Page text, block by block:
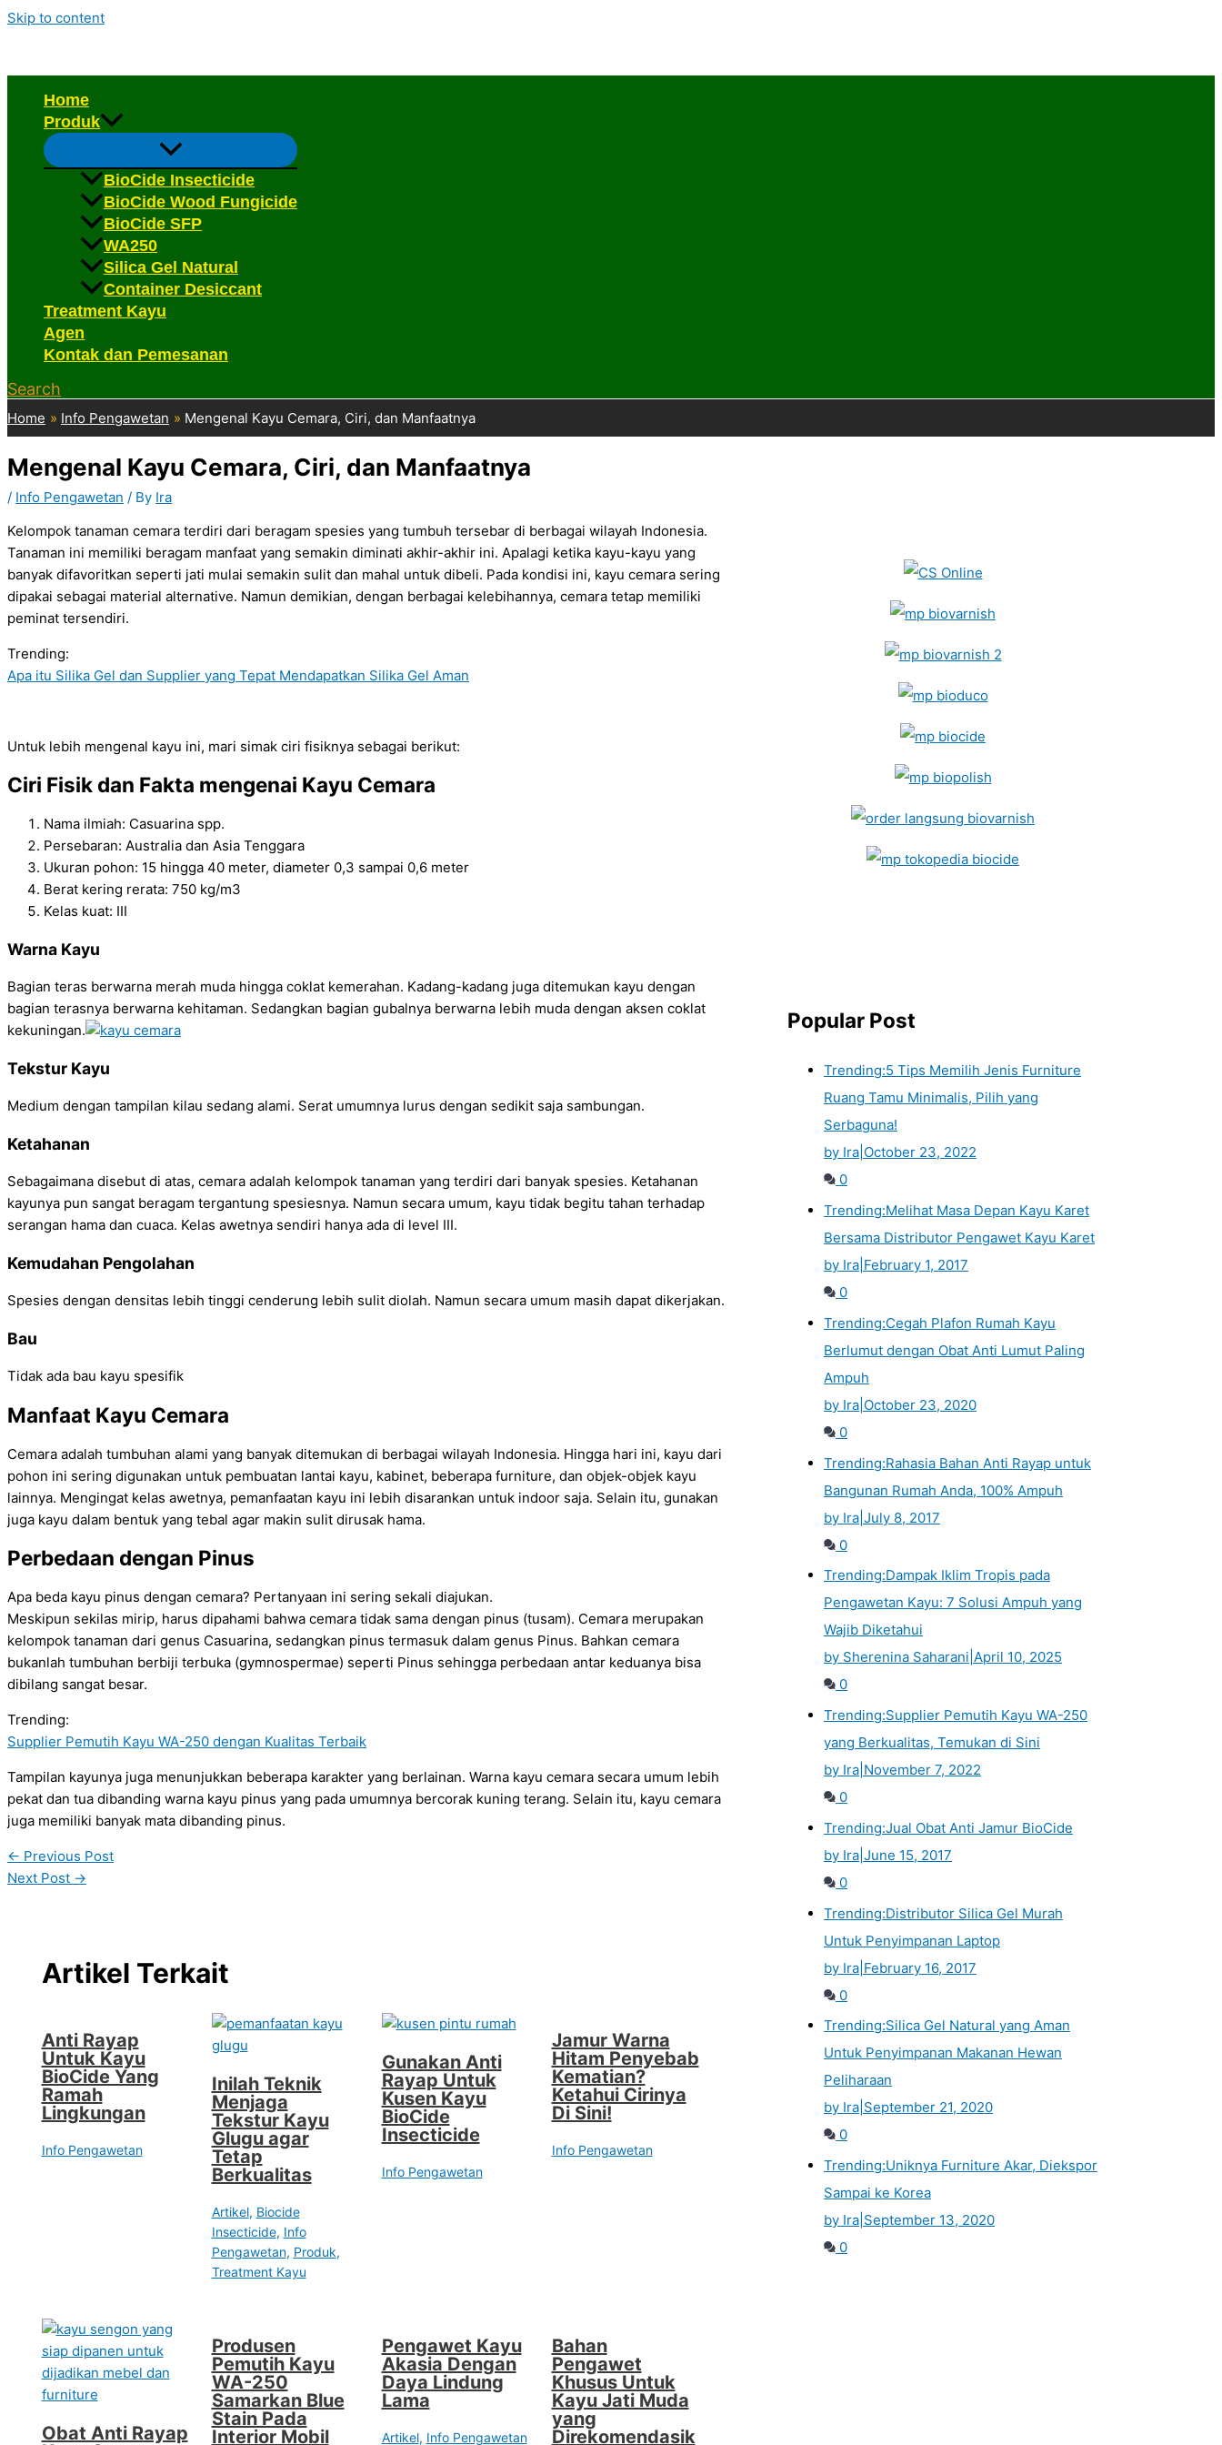
Skip to content
Home
Produk
BioCide Insecticide
BioCide Wood Fungicide
BioCide SFP
WA250
Silica Gel Natural
Container Desiccant
Treatment Kayu
Agen
Kontak dan Pemesanan
Search
Home Info Pengawetan Mengenal Kayu Cemara, Ciri, dan Manfaatnya
Mengenal Kayu Cemara, Ciri, dan Manfaatnya
/ Info Pengawetan / By Ira
Kelompok tanaman cemara terdiri dari beragam spesies yang tumbuh tersebar di berbagai wilayah Indonesia.
Tanaman ini memiliki beragam manfaat yang semakin diminati akhir-akhir ini. Apalagi ketika kayu-kayu yang
banyak difavoritkan seperti jati mulai semakin sulit dan mahal untuk dibeli. Pada kondisi ini, kayu cemara sering
dipakai sebagai material alternative. Namun demikian, dengan berbagai kelebihannya, cemara tetap memiliki
peminat tersendiri.
Trending:
Apa itu Silika Gel dan Supplier yang Tepat Mendapatkan Silika Gel Aman
Untuk lebih mengenal kayu ini, mari simak ciri fisiknya sebagai berikut:
Ciri Fisik dan Fakta mengenai Kayu Cemara
Nama ilmiah: Casuarina spp.
Persebaran: Australia dan Asia Tenggara
Ukuran pohon: 15 hingga 40 meter, diameter 0,3 sampai 0,6 meter
Berat kering rerata: 750 kg/m3
Kelas kuat: III
Warna Kayu
Bagian teras berwarna merah muda hingga coklat kemerahan. Kadang-kadang juga ditemukan kayu dengan
bagian terasnya berwarna kehitaman. Sedangkan bagian gubalnya berwarna lebih muda dengan aksen coklat
kekuningan.
Tekstur Kayu
Medium dengan tampilan kilau sedang alami. Serat umumnya lurus dengan sedikit saja sambungan.
Ketahanan
Sebagaimana disebut di atas, cemara adalah kelompok tanaman yang terdiri dari banyak spesies. Ketahanan
kayunya pun sangat beragam tergantung spesiesnya. Namun secara umum, kayu tidak begitu tahan terhadap
serangan hama dan cuaca. Kelas awetnya sendiri hanya ada di level III.
Kemudahan Pengolahan
Spesies dengan densitas lebih tinggi cenderung lebih sulit diolah. Namun secara umum masih dapat dikerjakan.
Bau
Tidak ada bau kayu spesifik
Manfaat Kayu Cemara
Cemara adalah tumbuhan alami yang banyak ditemukan di berbagai wilayah Indonesia. Hingga hari ini, kayu dari
pohon ini sering digunakan untuk pembuatan lantai kayu, kabinet, beberapa furniture, dan objek-objek kayu
lainnya. Mengingat kelas awetnya, pemanfaatan kayu ini lebih disarankan untuk indoor saja. Selain itu, gunakan
juga kayu dalam bentuk yang tebal agar makin sulit dirusak hama.
Perbedaan dengan Pinus
Apa beda kayu pinus dengan cemara? Pertanyaan ini sering sekali diajukan.
Meskipun sekilas mirip, harus dipahami bahwa cemara tidak sama dengan pinus (tusam). Cemara merupakan
kelompok tanaman dari genus Casuarina, sedangkan pinus termasuk dalam genus Pinus. Bahkan cemara
bukanlah tumbuhan berbiji terbuka (gymnospermae) seperti Pinus sehingga perbedaan antar keduanya bisa
dibilang sangat besar.
Trending:
Supplier Pemutih Kayu WA-250 dengan Kualitas Terbaik
Tampilan kayunya juga menunjukkan beberapa karakter yang berlainan. Warna kayu cemara secara umum lebih
pekat dan tua dibanding warna kayu pinus yang pada umumnya bercorak kuning terang. Selain itu, kayu cemara
juga memiliki banyak mata dibanding pinus.
← Previous Post
Next Post →
Artikel Terkait
Anti Rayap
Untuk Kayu
BioCide Yang
Ramah
Lingkungan
Info Pengawetan
Inilah Teknik
Menjaga
Tekstur Kayu
Glugu agar
Tetap
Berkualitas
Artikel, Biocide
Insecticide, Info
Pengawetan, Produk,
Treatment Kayu
Gunakan Anti
Rayap Untuk
Kusen Kayu
BioCide
Insecticide
Info Pengawetan
Jamur Warna
Hitam Penyebab
Kematian?
Ketahui Cirinya
Di Sini!
Info Pengawetan
Obat Anti Rayap
Produsen
Pemutih Kayu
WA-250
Samarkan Blue
Stain Pada
Interior Mobil
Pengawet Kayu
Akasia Dengan
Daya Lindung
Lama
Artikel, Info Pengawetan
Bahan
Pengawet
Khusus Untuk
Kayu Jati Muda
yang
Direkomendasik
Popular Post
Trending:5 Tips Memilih Jenis Furniture
Ruang Tamu Minimalis, Pilih yang
Serbaguna!
by Ira October 23, 2022
0
Trending:Melihat Masa Depan Kayu Karet
Bersama Distributor Pengawet Kayu Karet
by Ira February 1, 2017
0
Trending:Cegah Plafon Rumah Kayu
Berlumut dengan Obat Anti Lumut Paling
Ampuh
by Ira October 23, 2020
0
Trending:Rahasia Bahan Anti Rayap untuk
Bangunan Rumah Anda, 100% Ampuh
by Ira July 8, 2017
0
Trending:Dampak Iklim Tropis pada
Pengawetan Kayu: 7 Solusi Ampuh yang
Wajib Diketahui
by Sherenina Saharani April 10, 2025
0
Trending:Supplier Pemutih Kayu WA-250
yang Berkualitas, Temukan di Sini
by Ira November 7, 2022
0
Trending:Jual Obat Anti Jamur BioCide
by Ira June 15, 2017
0
Trending:Distributor Silica Gel Murah
Untuk Penyimpanan Laptop
by Ira February 16, 2017
0
Trending:Silica Gel Natural yang Aman
Untuk Penyimpanan Makanan Hewan
Peliharaan
by Ira September 21, 2020
0
Trending:Uniknya Furniture Akar, Diekspor
Sampai ke Korea
by Ira September 13, 2020
0